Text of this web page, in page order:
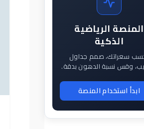
المنصة الرياضية
الذكية
سعراتك، صمم جداول
وقس نسبة الدهون بدقة.
ابدأ استخدام المنصة